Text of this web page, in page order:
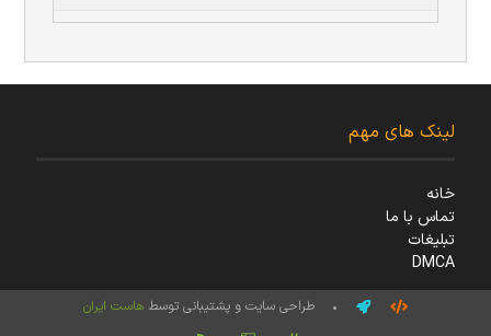
لینک های مهم
خانه
تماس با ما
تبلیغات
DMCA
• طراحی سایت و پشتیبانی توسط هاست ایران